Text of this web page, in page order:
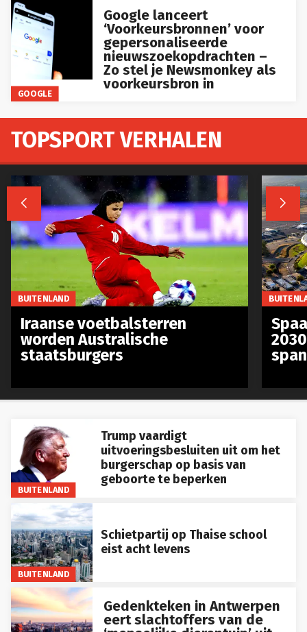
GOOGLE
Google lanceert
‘Voorkeursbronnen’ voor
gepersonaliseerde
nieuwszoekopdrachten –
Zo stel je Newsmonkey als
voorkeursbron in
BUITENLAND
Trump vaardigt
uitvoeringsbesluiten uit om het
burgerschap op basis van
geboorte te beperken
BUITENLAND
Schietpartij op Thaise school
eist acht levens
Gedenkteken in Antwerpen
eert slachtoffers van de
‘menselijke dierentuin’ uit
TOPSPORT VERHALEN
 
BUITENLAND
Iraanse voetbalsterren
worden Australische
staatsburgers